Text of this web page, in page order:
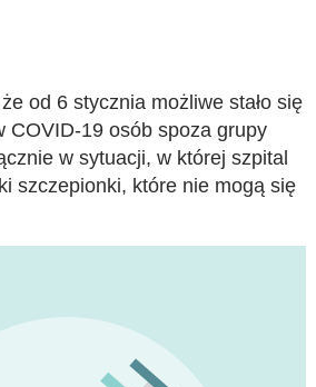
od 6 stycznia możliwe stało się
COVID-19 osób spoza grupy
w sytuacji, w której szpital
szczepionki, które nie mogą się